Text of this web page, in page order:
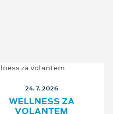
24. 7. 2026
WELLNESS ZA
VOLANTEM